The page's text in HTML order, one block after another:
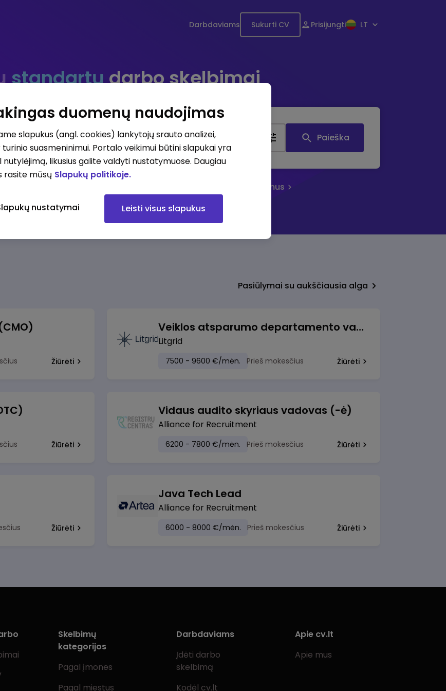
Darbdaviams Sukurti CV Prisijungti LT
standartųdarbo skelbimai
Darbo vieta Darbo sritis Paieška
atlyginimų skelbimai Prenumeruoti skelbimus
Pasiūlymai su aukščiausia alga
Žiūrėti
Veiklos atsparumo departamento vadovė (-as)
Litgrid
7500 - 9600 €/mėn. Prieš mokesčius Žiūrėti
Žiūrėti
Vidaus audito skyriaus vadovas (-ė)
Alliance for Recruitment
6200 - 7800 €/mėn. Prieš mokesčius Žiūrėti
Žiūrėti
Java Tech Lead
Alliance for Recruitment
6000 - 8000 €/mėn. Prieš mokesčius Žiūrėti
Skelbimų
kategorijos
Pagal įmones
Pagal miestus
Darbdaviams
Įdėti darbo
skelbimą
Kodėl cv.lt
Apie cv.lt
Apie mus
duomenų naudojimas
slapukus (angl. cookies) lankytojų srauto analizei,
suasmeninimui. Portalo veikimui būtini slapukai yra
likusius galite valdyti nustatymuose. Daugiau
rasite mūsų Slapukų politikoje.
nustatymai Leisti visus slapukus